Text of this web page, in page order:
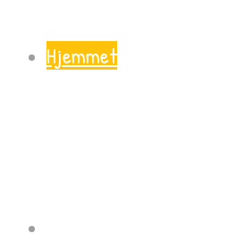
Hjemmet